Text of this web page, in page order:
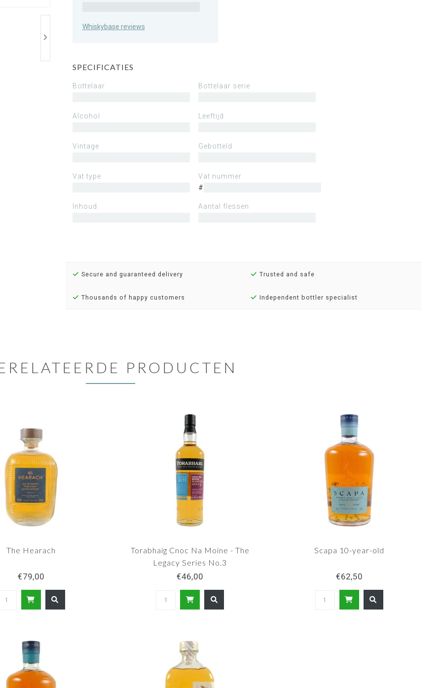
Whiskybase reviews
SPECIFICATIES
Bottelaar Bottelaar serie
Alcohol Leeftijd
Vintage Gebotteld
Vat type
Vat nummer
#
Inhoud Aantal flessen
Secure and guaranteed delivery Trusted and safe
Thousands of happy customers Independent bottler specialist
PRODUCTEN
The Hearach
€79,00
Torabhaig Cnoc Na Moine - The
Legacy Series No.3
€46,00
Scapa 10-year-old
€62,50